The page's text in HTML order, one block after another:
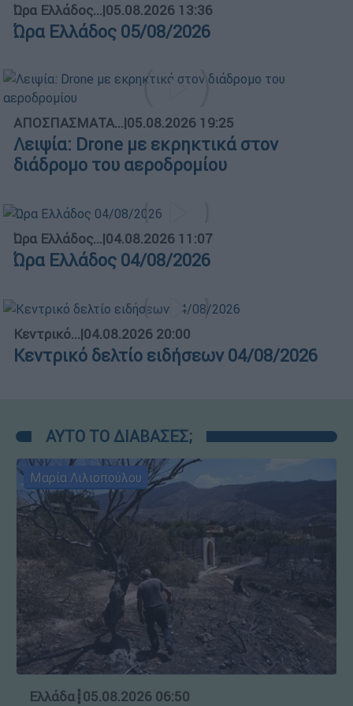
Ώρα Ελλάδος...|05.08.2026 13:36
Ώρα Ελλάδος 05/08/2026
ΑΠΟΣΠΑΣΜΑΤΑ...|05.08.2026 19:25
Λειψία: Drone με εκρηκτικά στον
διάδρομο του αεροδρομίου
Ώρα Ελλάδος...|04.08.2026 11:07
Ώρα Ελλάδος 04/08/2026
Κεντρικό...|04.08.2026 20:00
Κεντρικό δελτίο ειδήσεων 04/08/2026
ΑΥΤΟ ΤΟ ΔΙΑΒΑΣΕΣ;
Μαρία Λιλιοπούλου
Ελλάδα┋05.08.2026 06:50